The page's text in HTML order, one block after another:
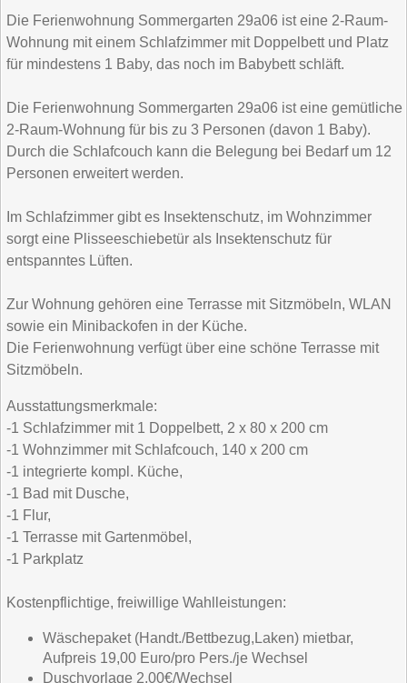
Die Ferienwohnung Sommergarten 29a06 ist eine 2-Raum-
Wohnung mit einem Schlafzimmer mit Doppelbett und Platz
für mindestens 1 Baby, das noch im Babybett schläft.
Die Ferienwohnung Sommergarten 29a06 ist eine gemütliche
2-Raum-Wohnung für bis zu 3 Personen (davon 1 Baby).
Durch die Schlafcouch kann die Belegung bei Bedarf um 12
Personen erweitert werden.
Im Schlafzimmer gibt es Insektenschutz, im Wohnzimmer
sorgt eine Plisseeschiebetür als Insektenschutz für
entspanntes Lüften.
Zur Wohnung gehören eine Terrasse mit Sitzmöbeln, WLAN
sowie ein Minibackofen in der Küche.
Die Ferienwohnung verfügt über eine schöne Terrasse mit
Sitzmöbeln.
Ausstattungsmerkmale:
-1 Schlafzimmer mit 1 Doppelbett, 2 x 80 x 200 cm
-1 Wohnzimmer mit Schlafcouch, 140 x 200 cm
-1 integrierte kompl. Küche,
-1 Bad mit Dusche,
-1 Flur,
-1 Terrasse mit Gartenmöbel,
-1 Parkplatz
Kostenpflichtige, freiwillige Wahlleistungen:
Wäschepaket (Handt./Bettbezug,Laken) mietbar,
Aufpreis 19,00 Euro/pro Pers./je Wechsel
Duschvorlage 2,00€/Wechsel